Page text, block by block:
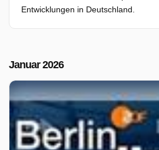
Entwicklungen in Deutschland.
Januar 2026